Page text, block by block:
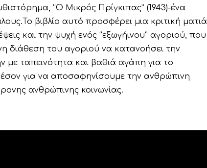
“Ο Μικρός Πρίγκιπας” (1943)-ένα
βιβλίο αυτό προσφέρει μια κριτική ματιά
και την ψυχή ενός “εξωγήινου” αγοριού, που
διάθεση του αγοριού να κατανοήσει την
ταπεινότητα και βαθιά αγάπη για το
για να αποσαφηνίσουμε την ανθρώπινη
ανθρώπινης κοινωνίας.